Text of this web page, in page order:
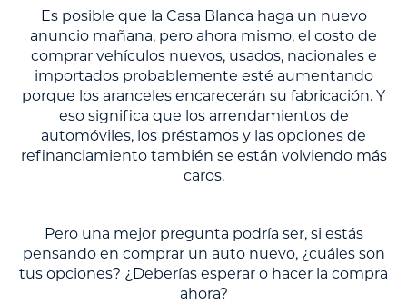
Es posible que la Casa Blanca haga un nuevo
anuncio mañana, pero ahora mismo, el costo de
comprar vehículos nuevos, usados, nacionales e
importados probablemente esté aumentando
porque los aranceles encarecerán su fabricación. Y
eso significa que los arrendamientos de
automóviles, los préstamos y las opciones de
refinanciamiento también se están volviendo más
caros.
Pero una mejor pregunta podría ser, si estás
pensando en comprar un auto nuevo, ¿cuáles son
tus opciones? ¿Deberías esperar o hacer la compra
ahora?